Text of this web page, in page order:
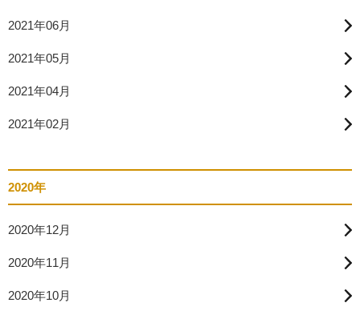
2021年06月
2021年05月
2021年04月
2021年02月
2020年
2020年12月
2020年11月
2020年10月